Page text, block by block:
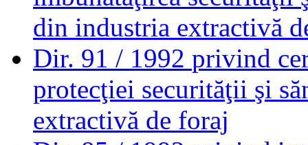
din industria extractivă
Dir. 91 / 1992 privind
protecţiei securităţii şi
extractivă de foraj